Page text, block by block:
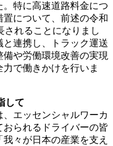
特に高速道路料金につ
について、前述の令和
されることになりまし
連携し、トラック運送
や労働環境改善の実現
で働きかけを行いま
して
エッセンシャルワーカ
られるドライバーの皆
々が日本の産業を支え